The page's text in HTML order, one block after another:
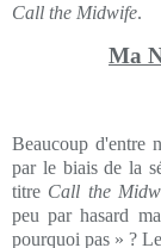
Call the Midwife.
Ma
Beaucoup d'entre
par le biais de la
titre Call the
peu par hasard
pourquoi pas » ?